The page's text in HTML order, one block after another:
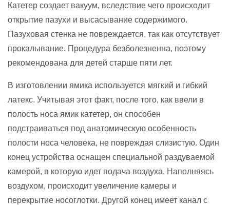
Катетер создает вакуум, вследствие чего происходит
открытие пазухи и высасывание содержимого.
Пазуховая стенка не повреждается, так как отсутствует
прокалывание. Процедура безболезненна, поэтому
рекомендована для детей старше пяти лет.
В изготовлении ямика используется мягкий и гибкий
латекс. Учитывая этот факт, после того, как ввели в
полость носа ямик катетер, он способен
подстраиваться под анатомическую особенность
полости носа человека, не повреждая слизистую. Один
конец устройства оснащен специальной раздуваемой
камерой, в которую идет подача воздуха. Наполняясь
воздухом, происходит увеличение камеры и
перекрытие носоглотки. Другой конец имеет канал с